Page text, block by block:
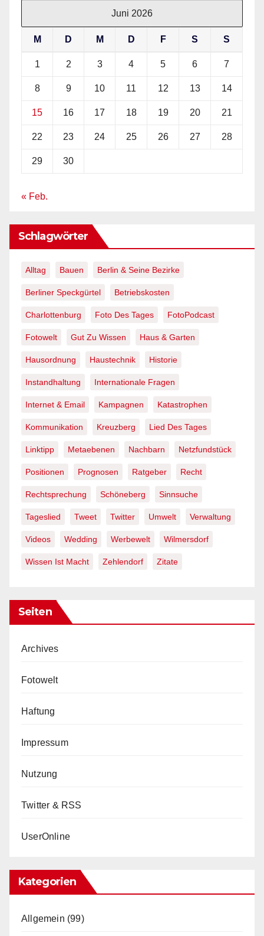
Juni 2026
M D M D F S S
1 2 3 4 5 6 7
8 9 10 11 12 13 14
15 16 17 18 19 20 21
22 23 24 25 26 27 28
29 30
« Feb.
Schlagwörter
Alltag Bauen Berlin & Seine Bezirke
Berliner Speckgürtel Betriebskosten
Charlottenburg Foto Des Tages FotoPodcast
Fotowelt Gut Zu Wissen Haus & Garten
Hausordnung Haustechnik Historie
Instandhaltung Internationale Fragen
Internet & Email Kampagnen Katastrophen
Kommunikation Kreuzberg Lied Des Tages
Linktipp Metaebenen Nachbarn Netzfundstück
Positionen Prognosen Ratgeber Recht
Rechtsprechung Schöneberg Sinnsuche
Tageslied Tweet Twitter Umwelt Verwaltung
Videos Wedding Werbewelt Wilmersdorf
Wissen Ist Macht Zehlendorf Zitate
Seiten
Archives
Fotowelt
Haftung
Impressum
Nutzung
Twitter & RSS
UserOnline
Kategorien
Allgemein (99)